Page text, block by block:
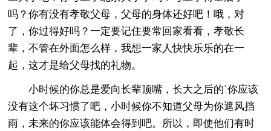
吗？你有没有孝敬父母，父母的身体还好吧！哦，对
了，你过得好吗？一定要记住要常回家看看，孝敬长
辈，不管在外面怎么样，我想一家人快快乐乐的在一
起，这才是给父母找的礼物。
小时候的你总是爱向长辈顶嘴，长大之后的`你应该
没有这个坏习惯了吧，小时候你不知道父母为你遮风挡
雨，未来的你应该能体会得到吧。所以，即使他们有时